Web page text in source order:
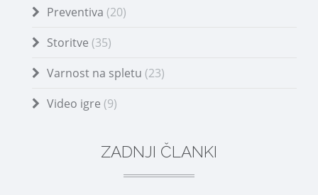
Preventiva (20)
Storitve (35)
Varnost na spletu (23)
Video igre (9)
ZADNJI ČLANKI